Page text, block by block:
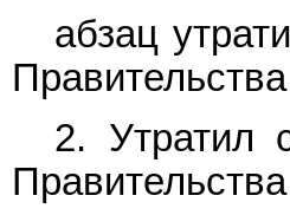
абзац
2. Утратил